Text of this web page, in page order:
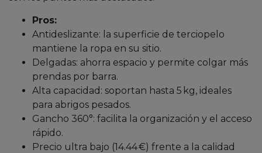
Pros:
Antideslizante: la superficie de terciopelo
mantiene la ropa en su sitio.
Delgadas: ahorra espacio y permite colgar más
prendas por barra.
Alta capacidad: soportan hasta 5 kg, ideales
para abrigos pesados.
Gancho 360°: facilita la organización y el acceso
rápido.
Precio ultra bajo (14.44 €) frente a la calidad